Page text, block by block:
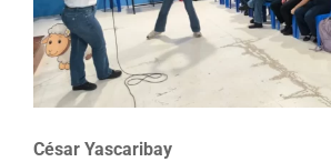
César Yascaribay